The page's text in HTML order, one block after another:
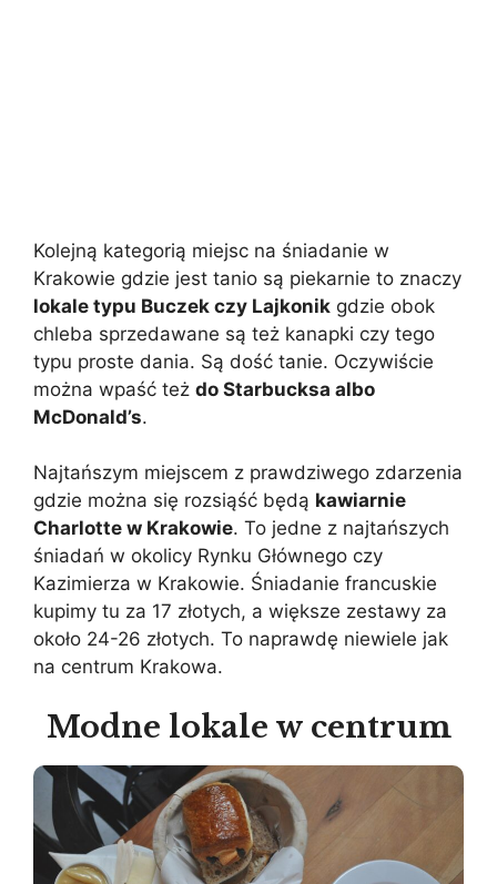
Kolejną kategorią miejsc na śniadanie w
Krakowie gdzie jest tanio są piekarnie to znaczy
lokale typu Buczek czy Lajkonik gdzie obok
chleba sprzedawane są też kanapki czy tego
typu proste dania. Są dość tanie. Oczywiście
można wpaść też do Starbucksa albo
McDonald’s.
Najtańszym miejscem z prawdziwego zdarzenia
gdzie można się rozsiąść będą kawiarnie
Charlotte w Krakowie. To jedne z najtańszych
śniadań w okolicy Rynku Głównego czy
Kazimierza w Krakowie. Śniadanie francuskie
kupimy tu za 17 złotych, a większe zestawy za
około 24-26 złotych. To naprawdę niewiele jak
na centrum Krakowa.
Modne lokale w centrum